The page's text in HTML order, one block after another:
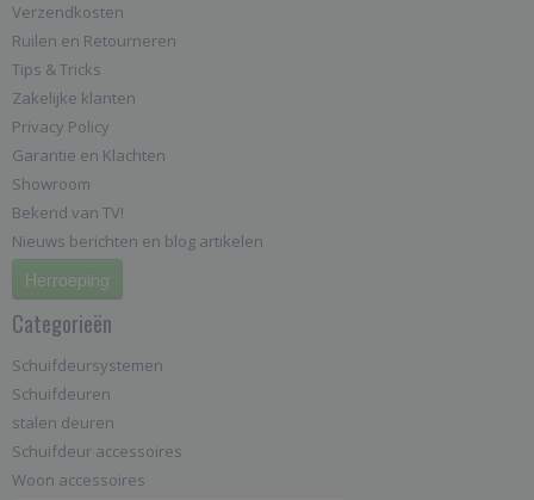
Verzendkosten
Ruilen en Retourneren
Tips & Tricks
Zakelijke klanten
Privacy Policy
Garantie en Klachten
Showroom
Bekend van TV!
Nieuws berichten en blog artikelen
Herroeping
Categorieën
Schuifdeursystemen
Schuifdeuren
stalen deuren
Schuifdeur accessoires
Woon accessoires